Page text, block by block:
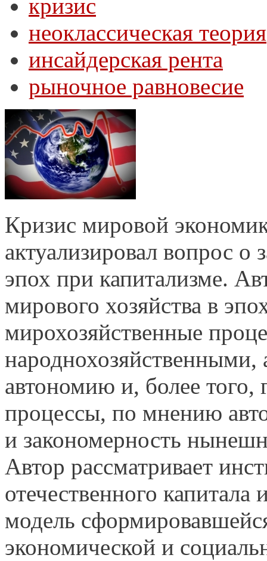
кризис
неоклассическая теория
инсайдерская рента
рыночное равновесие
Кризис мировой
актуализировал вопрос о
эпох при капитализме.
мирового хозяйства в
мирохозяйственные
народнохозяйственными,
автономию и, более того,
процессы, по мнению
и закономерность
Автор рассматривает
отечественного капитала
модель
экономической и